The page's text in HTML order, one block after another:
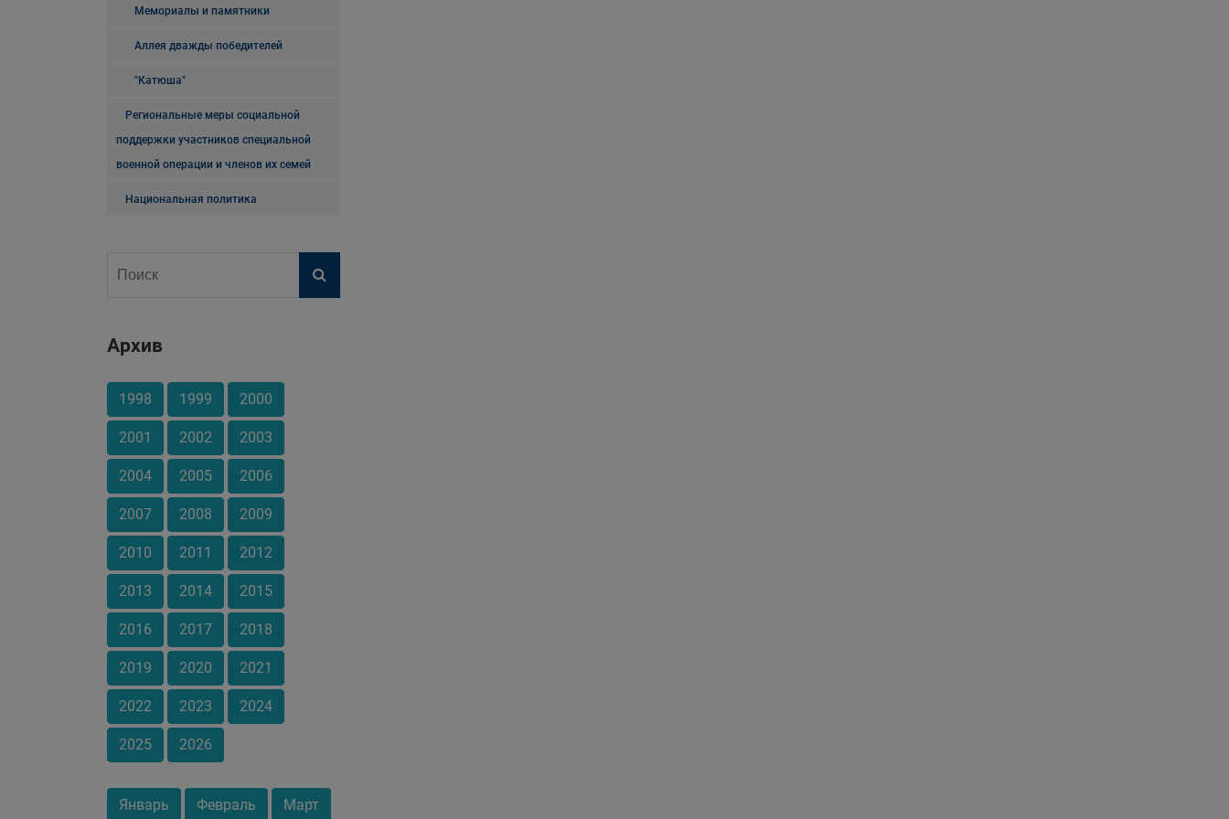
Мемориалы и памятники
Аллея дважды победителей
"Катюша"
Региональные меры социальной
поддержки участников специальной
военной операции и членов их семей
Национальная политика
Архив
1998 1999 2000
2001 2002 2003
2004 2005 2006
2007 2008 2009
2010 2011 2012
2013 2014 2015
2016 2017 2018
2019 2020 2021
2022 2023 2024
2025 2026
Январь Февраль Март